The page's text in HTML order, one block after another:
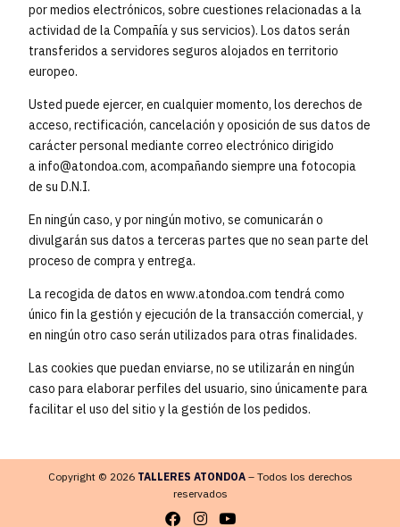
por medios electrónicos, sobre cuestiones relacionadas a la
actividad de la Compañía y sus servicios). Los datos serán
transferidos a servidores seguros alojados en territorio
europeo.
Usted puede ejercer, en cualquier momento, los derechos de
acceso, rectificación, cancelación y oposición de sus datos de
carácter personal mediante correo electrónico dirigido
ainfo@atondoa.com, acompañando siempre una fotocopia
de su D.N.I.
En ningún caso, y por ningún motivo, se comunicarán o
divulgarán sus datos a terceras partes que no sean parte del
proceso de compra y entrega.
La recogida de datos en www.atondoa.com tendrá como
único fin la gestión y ejecución de la transacción comercial, y
en ningún otro caso serán utilizados para otras finalidades.
Las cookies que puedan enviarse, no se utilizarán en ningún
caso para elaborar perfiles del usuario, sino únicamente para
facilitar el uso del sitio y la gestión de los pedidos.
Copyright © 2026 TALLERES ATONDOA– Todos los derechos
reservados